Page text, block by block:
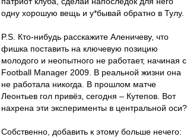
одну хорошую вещь и у*бывай обратно в Тулу.
P.S. Кто-нибудь расскажите Аленичеву, что
фишка поставить на ключевую позицию
молодого и неопытного не работает, начиная с
Football Manager 2009. В реальной жизни она
не работала никогда. В прошлом матче
Леонтьев гол привёз, сегодня – Кутепов. Вот
нахрена эти эксперименты в центральной оси?
Собственно, добавить к этому больше нечего: